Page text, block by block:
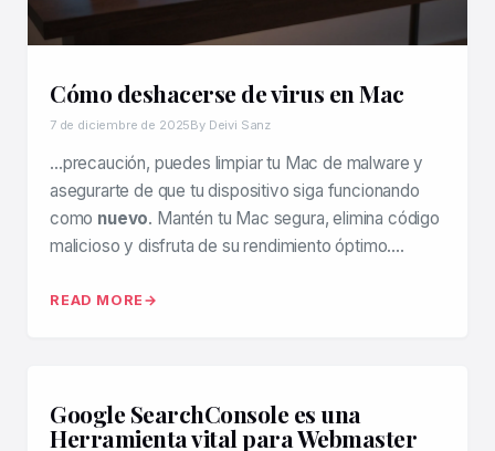
Cómo deshacerse de virus en Mac
7 de diciembre de 2025By Deivi Sanz
…precaución, puedes limpiar tu Mac de malware y
asegurarte de que tu dispositivo siga funcionando
como nuevo. Mantén tu Mac segura, elimina código
malicioso y disfruta de su rendimiento óptimo….
READ MORE
Google SearchConsole es una
Herramienta vital para Webmaster